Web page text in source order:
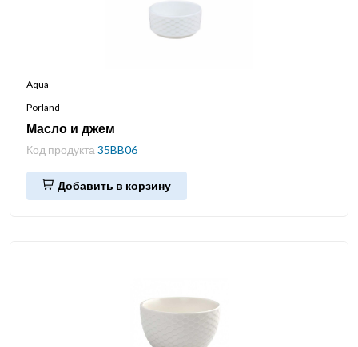
Aqua
Porland
Масло и джем
Код продукта 35BB06
Добавить в корзину